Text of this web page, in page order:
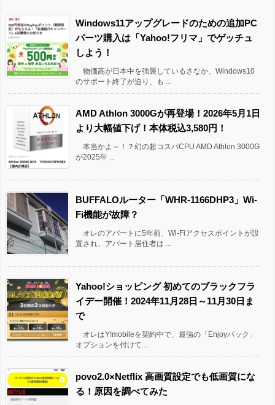
Windows11アップグレードのための追加PC
パーツ購入は「Yahoo!フリマ」でゲッチュ
しよう！
物価高が日本中を強襲しているさなか、Windows10
のサポート終了が迫り、も ...
AMD Athlon 3000Gが再登場！2026年5月1日
より大幅値下げ！本体税込3,580円！
本当かよ～！？幻の超コスパCPU AMD Athlon 3000G
が2025年 ...
BUFFALOルーター「WHR-1166DHP3」Wi-
Fi機能が故障？
オレのアパートに5年前、Wi-Fiアクセスポイントが設
置され、アパート居住者は ...
Yahoo!ショッピング 初めてのブラックフラ
イデー開催！2024年11月28日～11月30日ま
で
オレはY!mobileを契約中で、最強の「Enjoyパック」
オプションを付けて ...
povo2.0×Netflix 高画質設定でも低画質にな
る！原因を調べてみた